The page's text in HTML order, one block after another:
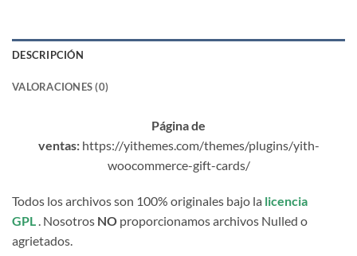
DESCRIPCIÓN
VALORACIONES (0)
Página de
ventas:https://yithemes.com/themes/plugins/yith-
woocommerce-gift-cards/
Todos los archivos son 100% originales bajo la licencia
GPL. Nosotros NO proporcionamos archivos Nulled o
agrietados.